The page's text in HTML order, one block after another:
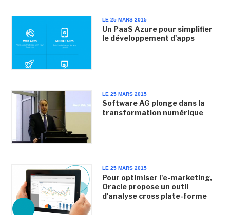
LE 25 MARS 2015
Un PaaS Azure pour simplifier
le développement d'apps
LE 25 MARS 2015
Software AG plonge dans la
transformation numérique
LE 25 MARS 2015
Pour optimiser l'e-marketing,
Oracle propose un outil
d'analyse cross plate-forme